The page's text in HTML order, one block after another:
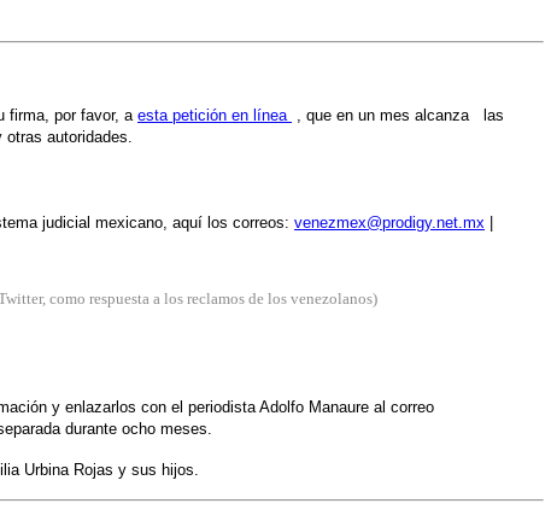
firma, por favor, a esta petición en línea
, que en un mes alcanza las
autoridades.
judicial mexicano, aquí los correos: venezmex@prodigy.net.mx
como respuesta a los reclamos de los venezolanos)
y enlazarlos con el periodista Adolfo Manaure al correo
durante ocho meses.
Urbina Rojas y sus hijos.